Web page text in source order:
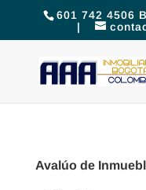
601 742 4506
|
Avalúo de